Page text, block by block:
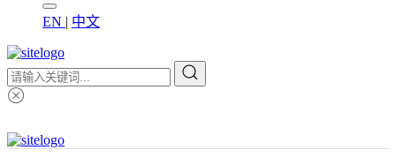
EN | 中文